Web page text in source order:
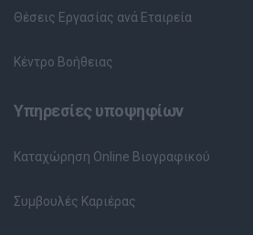
Θέσεις Εργασίας ανά Εταιρεία
Κέντρο Βοήθειας
Υπηρεσίες υποψηφίων
Καταχώρηση Online Βιογραφικού
Συμβουλές Καριέρας